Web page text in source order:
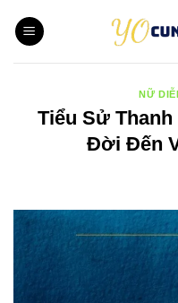
qua
NỮ
Tiểu Sử
Đời Đến